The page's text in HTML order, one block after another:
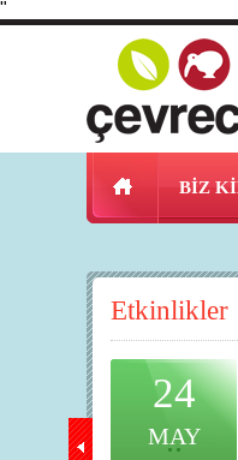
"
BİZ
Etkinlikler
24
MAY